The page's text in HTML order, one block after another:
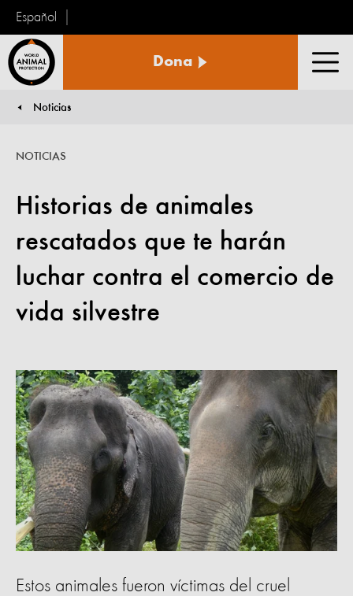
Español
Animal
Dona
Noticias
Historias de animales
rescatados que te harán
luchar contra el comercio de
vida silvestre
NOTICIAS
Estos animales fueron víctimas del cruel